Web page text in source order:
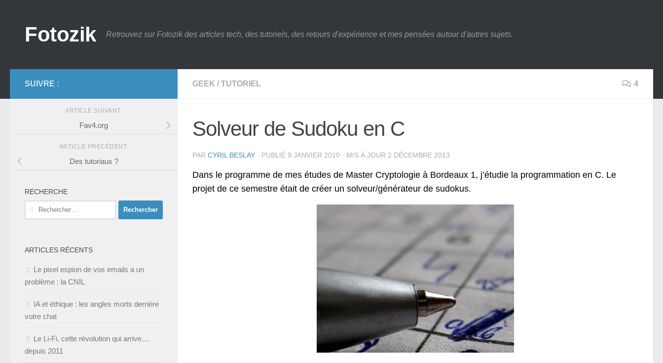
Fotozik Retrouvez sur Fotozik des articles tech, des tutoriels, des retours d'expérience et mes pensées autour d'autres sujets.
GEEK / TUTORIEL 4
Solveur de Sudoku en C
PAR CYRIL BESLAY · PUBLIÉ 9 JANVIER 2010 · MIS À JOUR 2 DÉCEMBRE 2013
Dans le programme de mes études de Master Cryptologie à Bordeaux 1, j’étudie la programmation en C. Le
projet de ce semestre était de créer un solveur/générateur de sudokus.
SUIVRE :
ARTICLE SUIVANT
Fav4.org
ARTICLE PRÉCÉDENT
Des tutoriaux ?
RECHERCHE
Rechercher :
ARTICLES RÉCENTS
Le pixel espion de vos emails a un
problème : la CNIL
IA et éthique : les angles morts derrière
votre chat
Le Li-Fi, cette révolution qui arrive…
depuis 2011